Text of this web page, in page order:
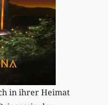
in ihrer Heimat